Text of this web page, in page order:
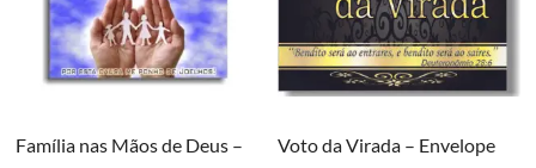
Família nas Mãos de Deus –
Voto da Virada – Envelope